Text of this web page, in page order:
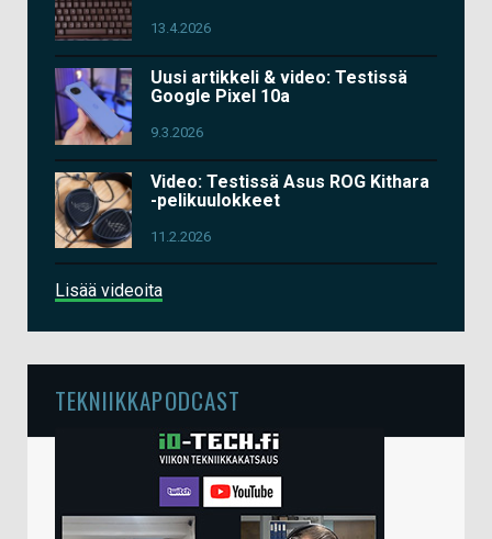
13.4.2026
Uusi artikkeli & video: Testissä
Google Pixel 10a
9.3.2026
Video: Testissä Asus ROG Kithara
-pelikuulokkeet
11.2.2026
Lisää videoita
TEKNIIKKAPODCAST